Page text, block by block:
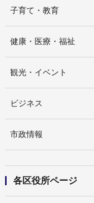
子育て・教育
健康・医療・福祉
観光・イベント
ビジネス
市政情報
各区役所ページ